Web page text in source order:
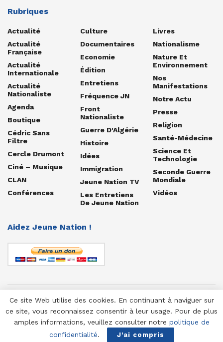
Rubriques
Actualité
Actualité
Française
Actualité
Internationale
Actualité
Nationaliste
Agenda
Boutique
Cédric Sans
Filtre
Cercle Drumont
Ciné – Musique
CLAN
Conférences
Culture
Documentaires
Economie
Édition
Entretiens
Fréquence JN
Front
Nationaliste
Guerre D'Algérie
Histoire
Idées
Immigration
Jeune Nation TV
Les Entretiens
De Jeune Nation
Livres
Nationalisme
Nature Et
Environnement
Nos
Manifestations
Notre Actu
Presse
Religion
Santé-Médecine
Science Et
Technologie
Seconde Guerre
Mondiale
Vidéos
Aidez Jeune Nation !
© 1958-2025 Jeune Nation
Ce site Web utilise des cookies. En continuant à naviguer sur
ce site, vous reconnaissez consentir à leur usage. Pour de plus
amples informations, veuillez consulter notre politique de
confidentialité. J'ai compris